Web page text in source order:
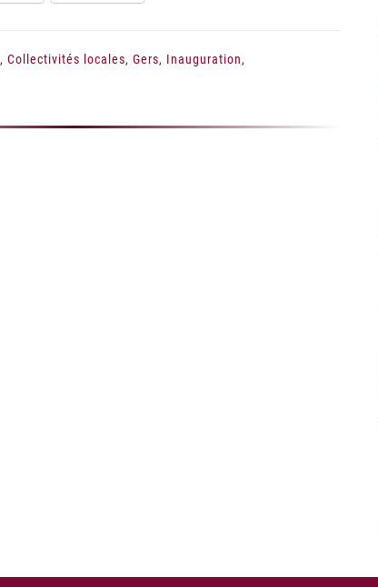
, Collectivités locales, Gers, Inauguration,